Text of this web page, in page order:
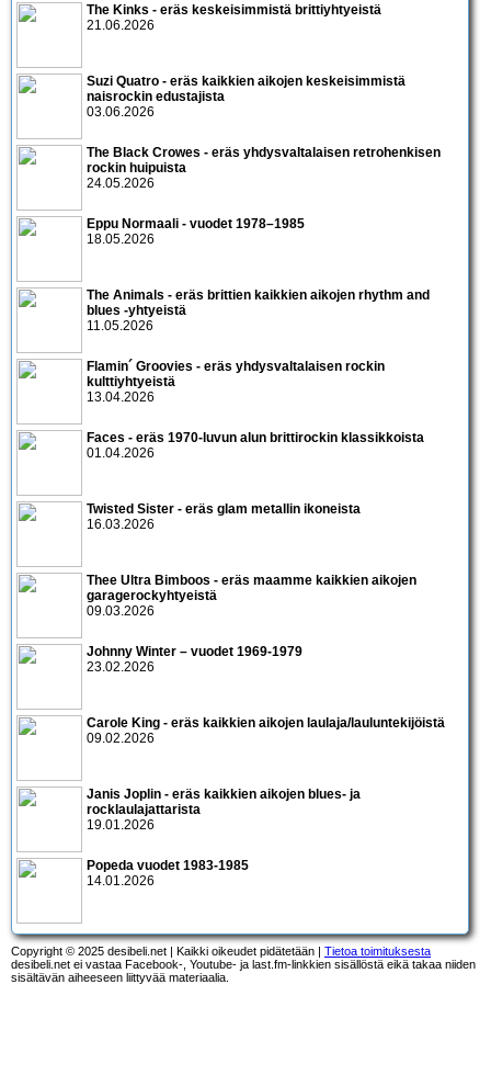
The Kinks - eräs keskeisimmistä brittiyhtyeistä
21.06.2026
Suzi Quatro - eräs kaikkien aikojen keskeisimmistä
naisrockin edustajista
03.06.2026
The Black Crowes - eräs yhdysvaltalaisen retrohenkisen
rockin huipuista
24.05.2026
Eppu Normaali - vuodet 1978–1985
18.05.2026
The Animals - eräs brittien kaikkien aikojen rhythm and
blues -yhtyeistä
11.05.2026
Flamin´ Groovies - eräs yhdysvaltalaisen rockin
kulttiyhtyeistä
13.04.2026
Faces - eräs 1970-luvun alun brittirockin klassikkoista
01.04.2026
Twisted Sister - eräs glam metallin ikoneista
16.03.2026
Thee Ultra Bimboos - eräs maamme kaikkien aikojen
garagerockyhtyeistä
09.03.2026
Johnny Winter – vuodet 1969-1979
23.02.2026
Carole King - eräs kaikkien aikojen laulaja/lauluntekijöistä
09.02.2026
Janis Joplin - eräs kaikkien aikojen blues- ja
rocklaulajattarista
19.01.2026
Popeda vuodet 1983-1985
14.01.2026
Copyright © 2025 desibeli.net | Kaikki oikeudet pidätetään | Tietoa toimituksesta
desibeli.net ei vastaa Facebook-, Youtube- ja last.fm-linkkien sisällöstä eikä takaa niiden
sisältävän aiheeseen liittyvää materiaalia.